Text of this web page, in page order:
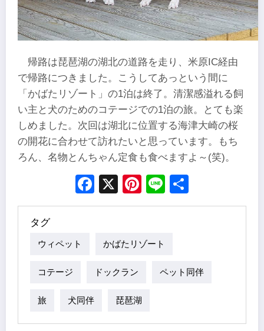
帰路は琵琶湖の湖北の道路を走り、米原IC経由
で帰路につきました。こうしてあっという間に
「かばたリゾート」の1泊は終了。清潔感溢れる飼
い主と犬のためのコテージでの1泊の旅。とても楽
しめました。次回は湖北に位置する海津大崎の桜
の開花に合わせて訪れたいと思っています。もち
ろん、名物とんちゃん定食も食べますよ～(笑)。
Facebook
X Pinterest
Line
タグ
ウィペット かばたリゾート
コテージ ドックラン ペット同伴
旅 犬同伴 琵琶湖